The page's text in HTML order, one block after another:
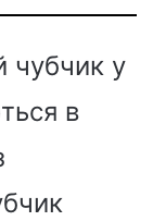
чубчик у
в